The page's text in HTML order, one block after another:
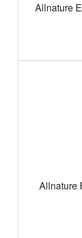
Allnature
Allnature